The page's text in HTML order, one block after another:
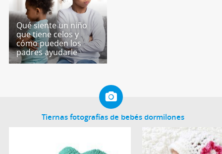
Qué siente un niño
que tiene celos y
cómo pueden los
padres ayudarle
Tiernas fotografías de bebés dormilones